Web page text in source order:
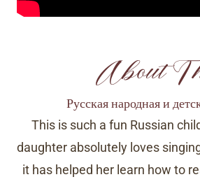
About
Русская народная и
This is such a fun Russian
daughter absolutely loves
it has helped her learn how to